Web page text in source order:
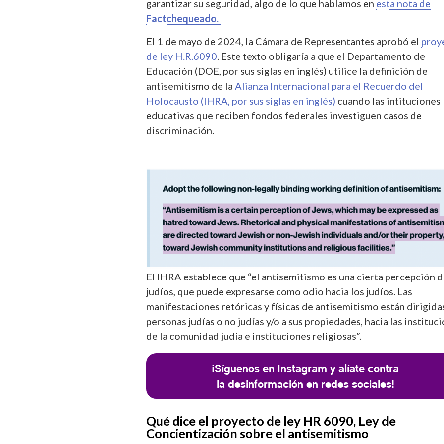
garantizar su seguridad, algo de lo que hablamos en esta nota de
Factchequeado
El 1 de mayo de 2024, la Cámara de Representantes aprobó el
de ley H.R.6090 . Este texto obligaría a que el Departamento de
Educación (DOE, por sus siglas en inglés) utilice la definición de
antisemitismo de la Alianza Internacional para el Recuerdo del
Holocausto (IHRA, por sus siglas en inglés) cuando las intituciones
educativas que reciben fondos federales investiguen casos de
discriminación.
El IHRA establece que “el antisemitismo es una cierta percepción
judíos, que puede expresarse como odio hacia los judíos. Las
manifestaciones retóricas y físicas de antisemitismo están
personas judías o no judías y/o a sus propiedades, hacia las
de la comunidad judía e instituciones religiosas”.
¡Síguenos en Instagram y alíate contra
la desinformación en redes sociales!
Qué dice el proyecto de ley HR 6090, Ley de
Concientización sobre el antisemitismo